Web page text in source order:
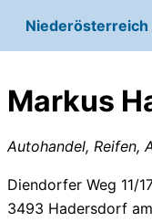
Niederösterreich
Markus
Autohandel, Reifen,
Diendorfer Weg 11/
3493 Hadersdorf